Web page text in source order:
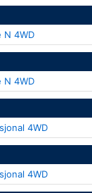
N 4WD
N 4WD
4WD
4WD